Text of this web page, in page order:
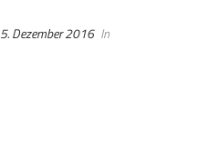
5. Dezember 2016 In